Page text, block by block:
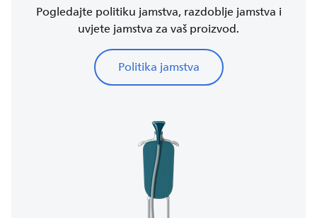
Pogledajte politiku jamstva, razdoblje jamstva i
uvjete jamstva za vaš proizvod.
Politika jamstva